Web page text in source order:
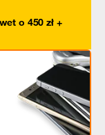
o 450 zł +